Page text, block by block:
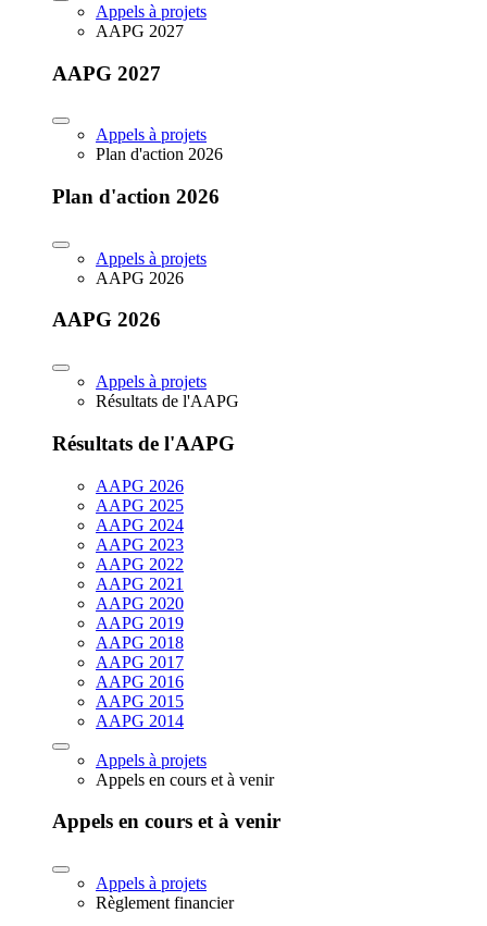
Appels à projets
AAPG 2027
AAPG 2027
Appels à projets
Plan d'action 2026
Plan d'action 2026
Appels à projets
AAPG 2026
AAPG 2026
Appels à projets
Résultats de l'AAPG
Résultats de l'AAPG
AAPG 2026
AAPG 2025
AAPG 2024
AAPG 2023
AAPG 2022
AAPG 2021
AAPG 2020
AAPG 2019
AAPG 2018
AAPG 2017
AAPG 2016
AAPG 2015
AAPG 2014
Appels à projets
Appels en cours et à venir
Appels en cours et à venir
Appels à projets
Règlement financier